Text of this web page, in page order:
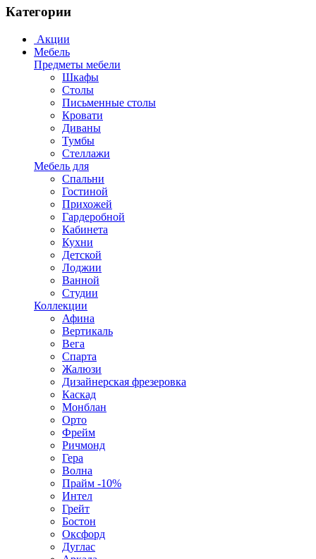
Категории
Акции
Мебель
Предметы мебели
Шкафы
Столы
Письменные столы
Кровати
Диваны
Тумбы
Стеллажи
Мебель для
Спальни
Гостиной
Прихожей
Гардеробной
Кабинета
Кухни
Детской
Лоджии
Ванной
Студии
Коллекции
Афина
Вертикаль
Вега
Спарта
Жалюзи
Дизайнерская фрезеровка
Каскад
Монблан
Орто
Фрейм
Ричмонд
Гера
Волна
Прайм -10%
Интел
Грейт
Бостон
Оксфорд
Дуглас